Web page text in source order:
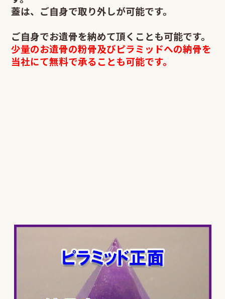
蓋は、ご自身で取り外しが可能です。
ご自身でお遺骨を納めて頂くことも可能です。
少量のお遺骨の粉骨及びピラミッドへの納骨を
当社にて無料で承ることも可能です。